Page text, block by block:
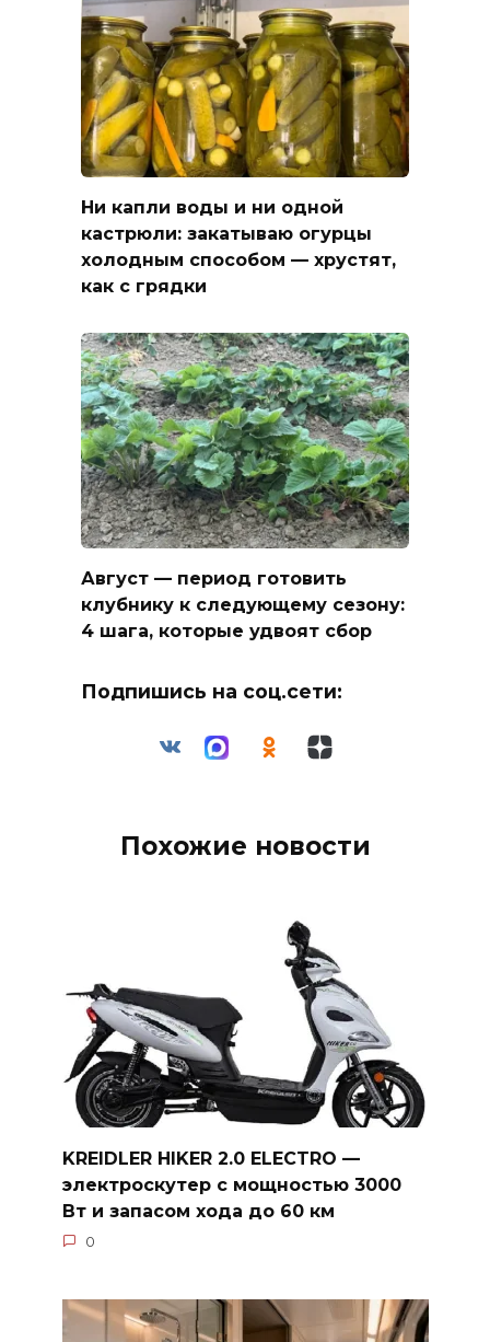
Ни капли воды и ни одной
кастрюли: закатываю огурцы
холодным способом — хрустят,
как с грядки
Август — период готовить
клубнику к следующему сезону:
4 шага, которые удвоят сбор
Подпишись на соц.сети:
Похожие новости
KREIDLER HIKER 2.0 ELECTRO —
электроскутер с мощностью 3000
Вт и запасом хода до 60 км
0